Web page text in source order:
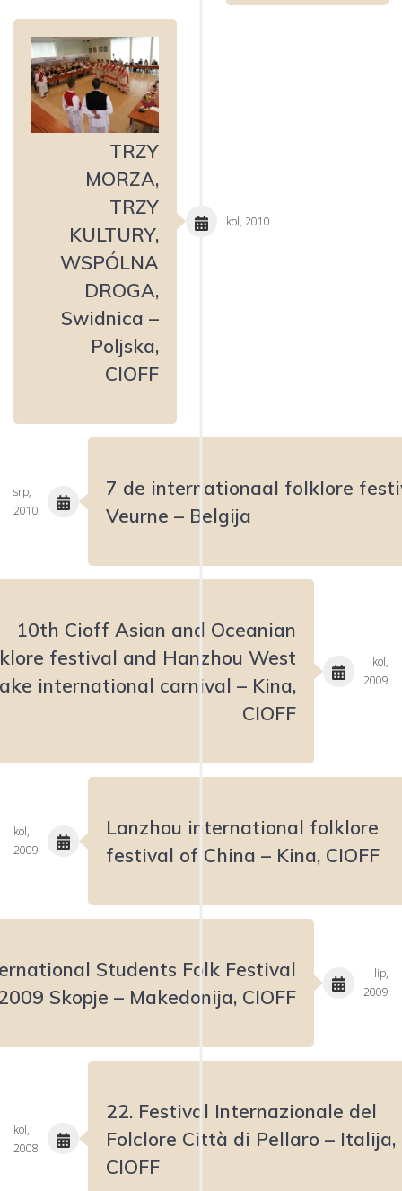
TRZY
MORZA,
TRZY
KULTURY,
WSPÓLNA
DROGA,
Swidnica –
Poljska,
CIOFF
kol, 2010
7 de internationaal folklore
Veurne – Belgija
srp,
2010
10th Cioff Asian and Oceanian
festival and Hanzhou West
international carnival – Kina,
CIOFF
kol,
2009
Lanzhou international folklore
festival of China – Kina, CIOFF
kol,
2009
Students Folk Festival
Skopje – Makedonija, CIOFF
lip,
2009
22. Festival Internazionale del
Folclore Città di Pellaro – Italija,
CIOFF
kol,
2008